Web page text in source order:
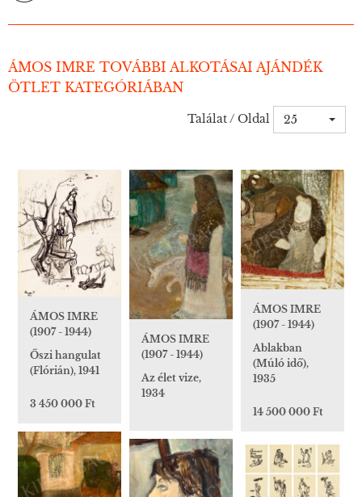
ÁMOS IMRE TOVÁBBI ALKOTÁSAI AJÁNDÉK
ÖTLET KATEGÓRIÁBAN
Találat / Oldal 25
ÁMOS IMRE
(1907 - 1944)
Őszi hangulat
(Flórián), 1941
3 450 000 Ft
ÁMOS IMRE
(1907 - 1944)
Az élet vize,
1934
ÁMOS IMRE
(1907 - 1944)
Ablakban
(Múló idő),
1935
14 500 000 Ft